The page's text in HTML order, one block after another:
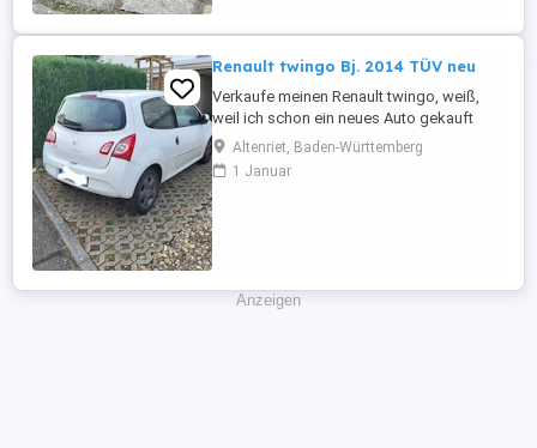
Renault twingo Bj. 2014 TÜV neu
Verkaufe meinen Renault twingo, weiß,
weil ich schon ein neues Auto gekauft
habe und es nicht mehr brauche. Er fährt
tadellos, sehr zuverlässiges Auto, bin sehr
zufrieden, möchte aber nicht zwei Autos
Altenriet, Baden-Württemberg
1 Januar
Anzeigen